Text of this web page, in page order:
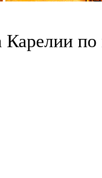
Карелии по